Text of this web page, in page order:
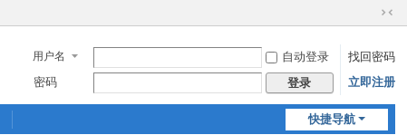
切
到
窄
用户名 自动登录
找回密码
密码
登录 立即注册
快捷导航